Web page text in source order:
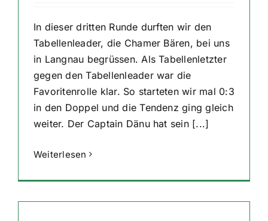
In dieser dritten Runde durften wir den
Tabellenleader, die Chamer Bären, bei uns
in Langnau begrüssen. Als Tabellenletzter
gegen den Tabellenleader war die
Favoritenrolle klar. So starteten wir mal 0:3
in den Doppel und die Tendenz ging gleich
weiter. Der Captain Dänu hat sein [...]
Weiterlesen